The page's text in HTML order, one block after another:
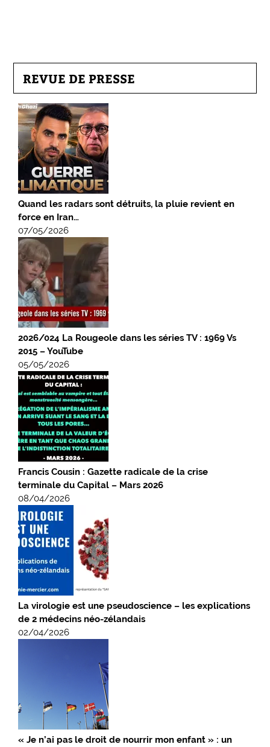
REVUE DE PRESSE
Quand les radars sont détruits, la pluie revient en
force en Iran…
07/05/2026
2026/024 La Rougeole dans les séries TV : 1969 Vs
2015 – YouTube
05/05/2026
Francis Cousin : Gazette radicale de la crise
terminale du Capital – Mars 2026
08/04/2026
La virologie est une pseudoscience – les explications
de 2 médecins néo-zélandais
02/04/2026
« Je n’ai pas le droit de nourrir mon enfant » : un